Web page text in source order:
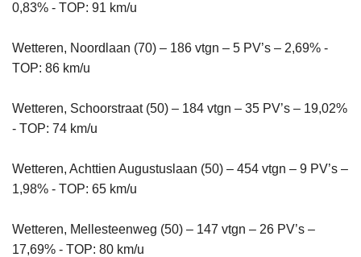
0,83% - TOP: 91 km/u
Wetteren, Noordlaan (70) – 186 vtgn – 5 PV’s – 2,69% -
TOP: 86 km/u
Wetteren, Schoorstraat (50) – 184 vtgn – 35 PV’s – 19,02%
- TOP: 74 km/u
Wetteren, Achttien Augustuslaan (50) – 454 vtgn – 9 PV’s –
1,98% - TOP: 65 km/u
Wetteren, Mellesteenweg (50) – 147 vtgn – 26 PV’s –
17,69% - TOP: 80 km/u